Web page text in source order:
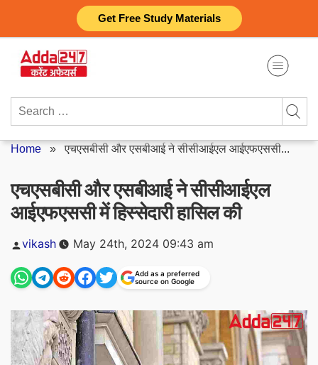
Get Free Study Materials
content
Search
Home »एचएसबीसी और एसबीआई ने सीसीआईएल आईएफएससी...
एचएसबीसी और एसबीआई ने सीसीआईएल
आईएफएससी में हिस्सेदारी हासिल की
Posted
vikash May 24th, 2024 09:43 am
Add as a preferred
source on Google